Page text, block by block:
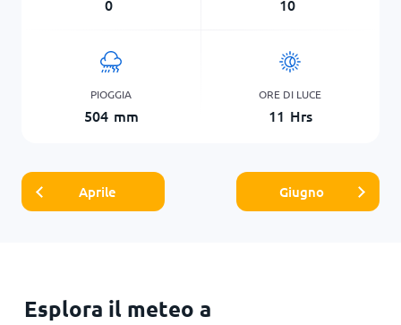
0 10
PIOGGIA
504 mm
ORE DI LUCE
11 Hrs
Aprile Giugno
Esplora il meteo a